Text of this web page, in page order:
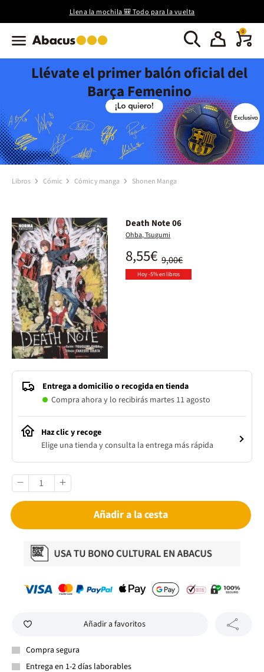
Llena la mochila 🎒 Todo para la vuelta
0
Llévate el primer balón oficial del
Barça Femenino
Libros Cómic Cómic y manga Shonen Manga
Death Note 06
Ohba, Tsugumi
9,00€
8,55€
Hoy -5% en libros
Entrega a domicilio o recogida en tienda
Compra ahora y lo recibirás martes 11 agosto
Haz clic y recoge
Elige una tienda y consulta la entrega más rápida
Añadir a la cesta
Añadir a favoritos
Compra segura
Entrega en 1-2 días laborables